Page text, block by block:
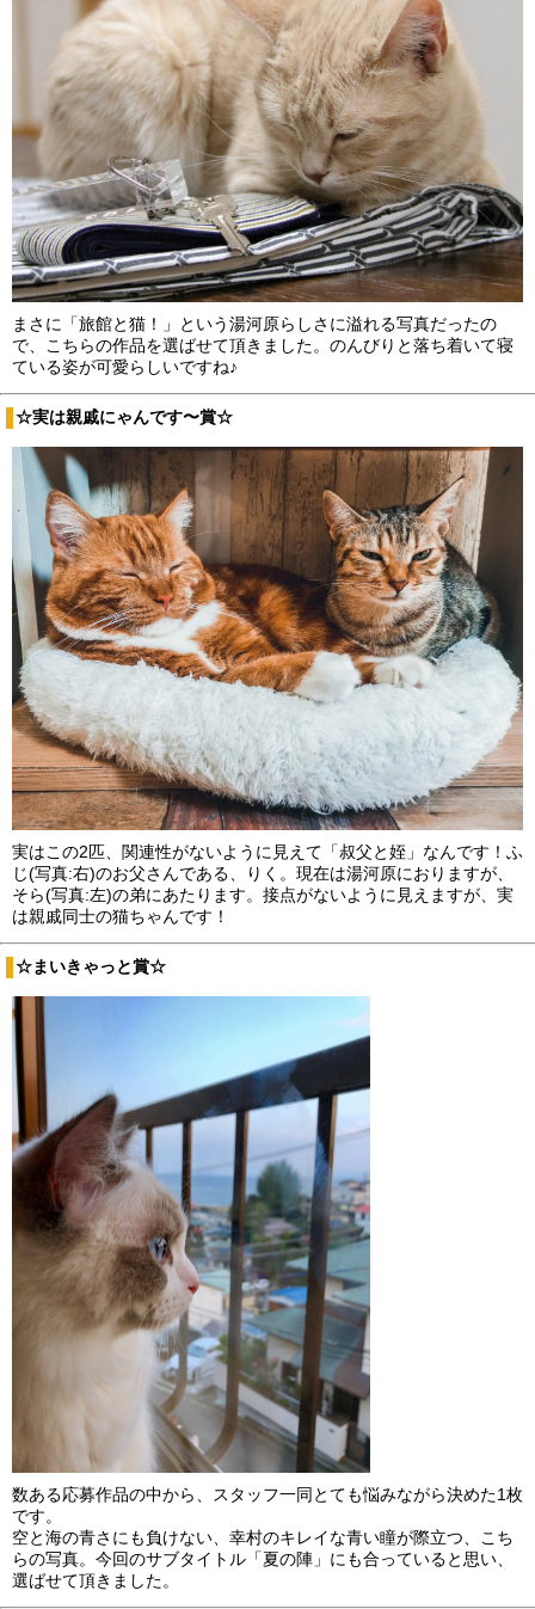
まさに「旅館と猫！」という湯河原らしさに溢れる写真だったの
で、こちらの作品を選ばせて頂きました。のんびりと落ち着いて寝
ている姿が可愛らしいですね♪
☆実は親戚にゃんです〜賞☆
実はこの2匹、関連性がないように見えて「叔父と姪」なんです！ふ
じ(写真:右)のお父さんである、りく。現在は湯河原におりますが、
そら(写真:左)の弟にあたります。接点がないように見えますが、実
は親戚同士の猫ちゃんです！
☆まいきゃっと賞☆
数ある応募作品の中から、スタッフ一同とても悩みながら決めた1枚
です。
空と海の青さにも負けない、幸村のキレイな青い瞳が際立つ、こち
らの写真。今回のサブタイトル「夏の陣」にも合っていると思い、
選ばせて頂きました。